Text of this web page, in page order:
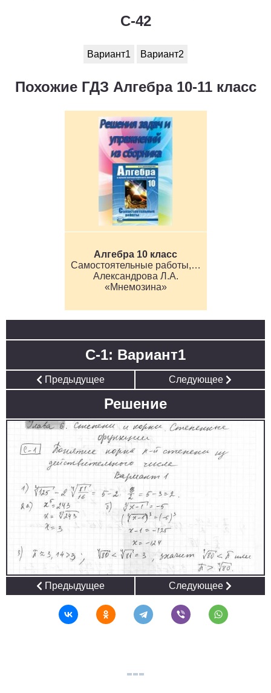
C-42
Вариант1 Вариант2
Похожие ГДЗ Алгебра 10-11 класс
Алгебра 10 класс
Самостоятельные работы, Базовый уровень
Александрова Л.А.
«Мнемозина»
C-1: Вариант1
Предыдущее Следующее
Решение
Предыдущее Следующее